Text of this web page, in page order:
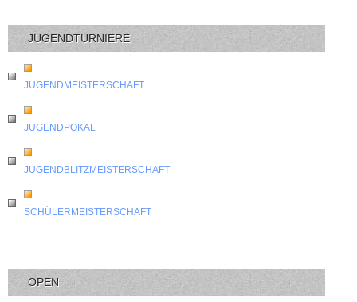
JUGENDTURNIERE
JUGENDMEISTERSCHAFT
JUGENDPOKAL
JUGENDBLITZMEISTERSCHAFT
SCHÜLERMEISTERSCHAFT
OPEN